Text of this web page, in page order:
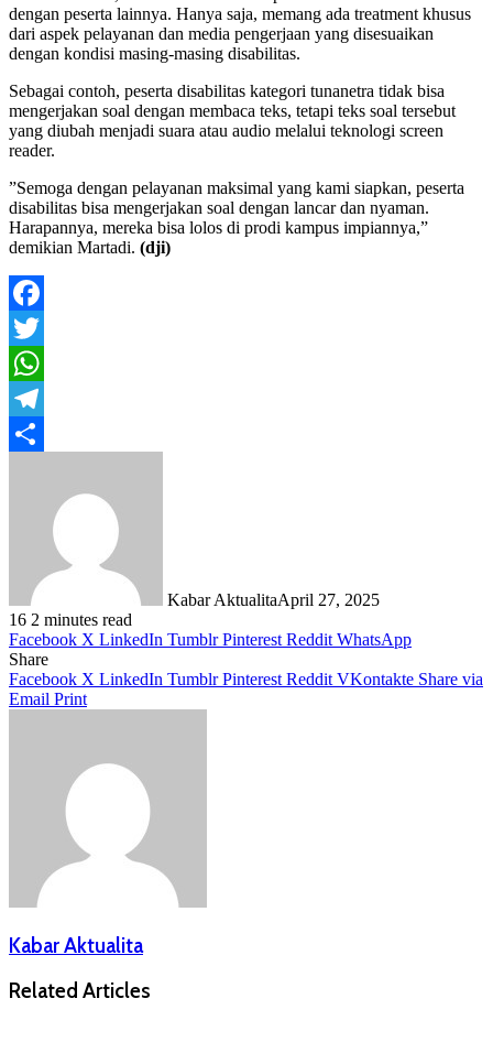
dengan peserta lainnya. Hanya saja, memang ada treatment khusus
dari aspek pelayanan dan media pengerjaan yang disesuaikan
dengan kondisi masing-masing disabilitas.
Sebagai contoh, peserta disabilitas kategori tunanetra tidak bisa
mengerjakan soal dengan membaca teks, tetapi teks soal tersebut
yang diubah menjadi suara atau audio melalui teknologi screen
reader.
”Semoga dengan pelayanan maksimal yang kami siapkan, peserta
disabilitas bisa mengerjakan soal dengan lancar dan nyaman.
Harapannya, mereka bisa lolos di prodi kampus impiannya,”
demikian Martadi. (dji)
Facebook
Twitter
WhatsApp
Telegram
Kabar AktualitaApril 27, 2025
16 2 minutes read
Facebook X LinkedIn Tumblr Pinterest Reddit WhatsApp
Share
Facebook X LinkedIn Tumblr Pinterest Reddit VKontakte Share via
Email Print
Kabar Aktualita
Related Articles